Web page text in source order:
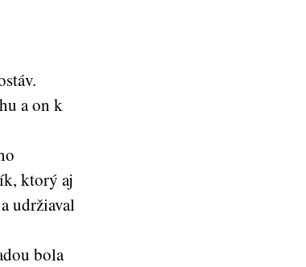
a on k
ktorý aj
udržiaval
bola